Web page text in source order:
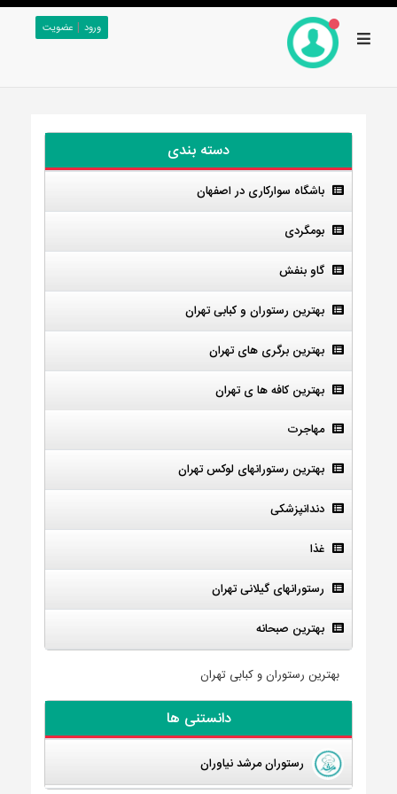
ورود | عضویت
دسته بندی
باشگاه سوارکاری در اصفهان
بومگردی
گاو بنفش
بهترین رستوران و کبابی تهران
بهترین برگری های تهران
بهترین کافه ها ی تهران
مهاجرت
بهترین رستورانهای لوکس تهران
دندانپزشکی
غذا
رستورانهای گیلانی تهران
بهترین صبحانه
بهترین رستوران و کبابی تهران
دانستنی ها
رستوران مرشد نیاوران